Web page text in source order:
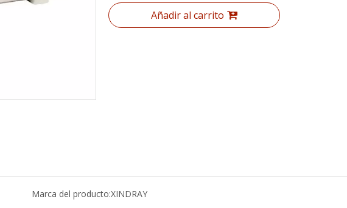
Añadir al carrito
Marca del producto:XINDRAY